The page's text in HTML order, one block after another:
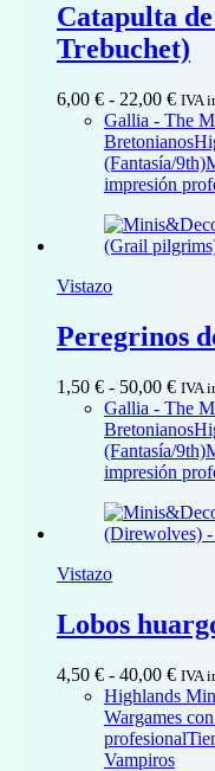
Catapulta
Trebuchet)
6,00 € - 22,00 €
de
6,00
IVA
Gallia - The
Bretonianos
(Fantasía/9th)
impresión
Vistazo
Peregrinos
1,50 € - 50,00 €
de
1,50
IVA
Gallia - The
Bretonianos
(Fantasía/9th)
impresión
Vistazo
Lobos
4,50 € - 40,00 €
de
IVA
Highlands
Wargames
profesional
Vampiros